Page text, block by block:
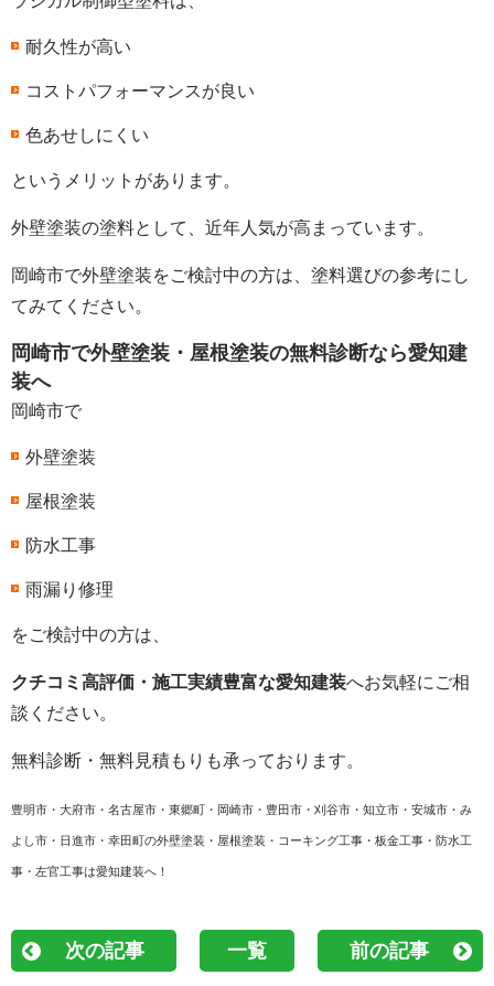
耐久性が高い
コストパフォーマンスが良い
色あせしにくい
というメリットがあります。
外壁塗装の塗料として、近年人気が高まっています。
岡崎市で外壁塗装をご検討中の方は、塗料選びの参考にし
てみてください。
岡崎市で外壁塗装・屋根塗装の無料診断なら愛知建
装へ
岡崎市で
外壁塗装
屋根塗装
防水工事
雨漏り修理
をご検討中の方は、
クチコミ高評価・施工実績豊富な愛知建装へお気軽にご相
談ください。
無料診断・無料見積もりも承っております。
豊明市・大府市・名古屋市・東郷町・岡崎市・豊田市・刈谷市・知立市・安城市・み
よし市・日進市・幸田町の外壁塗装・屋根塗装・コーキング工事・板金工事・防水工
事・左官工事は愛知建装へ！
次の記事 一覧 前の記事